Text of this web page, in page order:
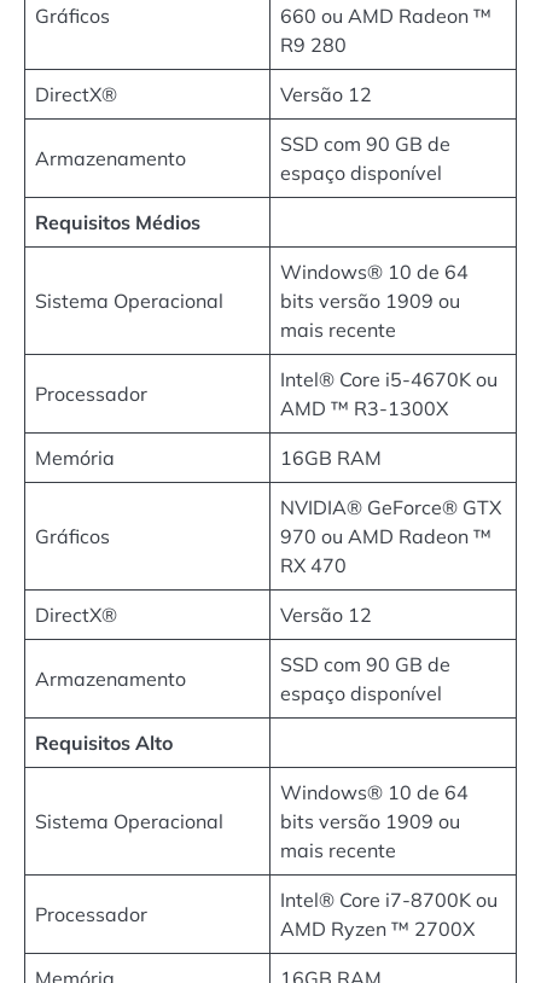
Gráficos
660 ou AMD Radeon ™
R9 280
DirectX® Versão 12
Armazenamento
SSD com 90 GB de
espaço disponível
Requisitos Médios
Sistema Operacional
Windows® 10 de 64
bits versão 1909 ou
mais recente
Processador
Intel® Core i5-4670K ou
AMD ™ R3-1300X
Memória 16GB RAM
Gráficos
NVIDIA® GeForce® GTX
970 ou AMD Radeon ™
RX 470
DirectX® Versão 12
Armazenamento
SSD com 90 GB de
espaço disponível
Requisitos Alto
Sistema Operacional
Windows® 10 de 64
bits versão 1909 ou
mais recente
Processador
Intel® Core i7-8700K ou
AMD Ryzen ™ 2700X
Memória 16GB RAM